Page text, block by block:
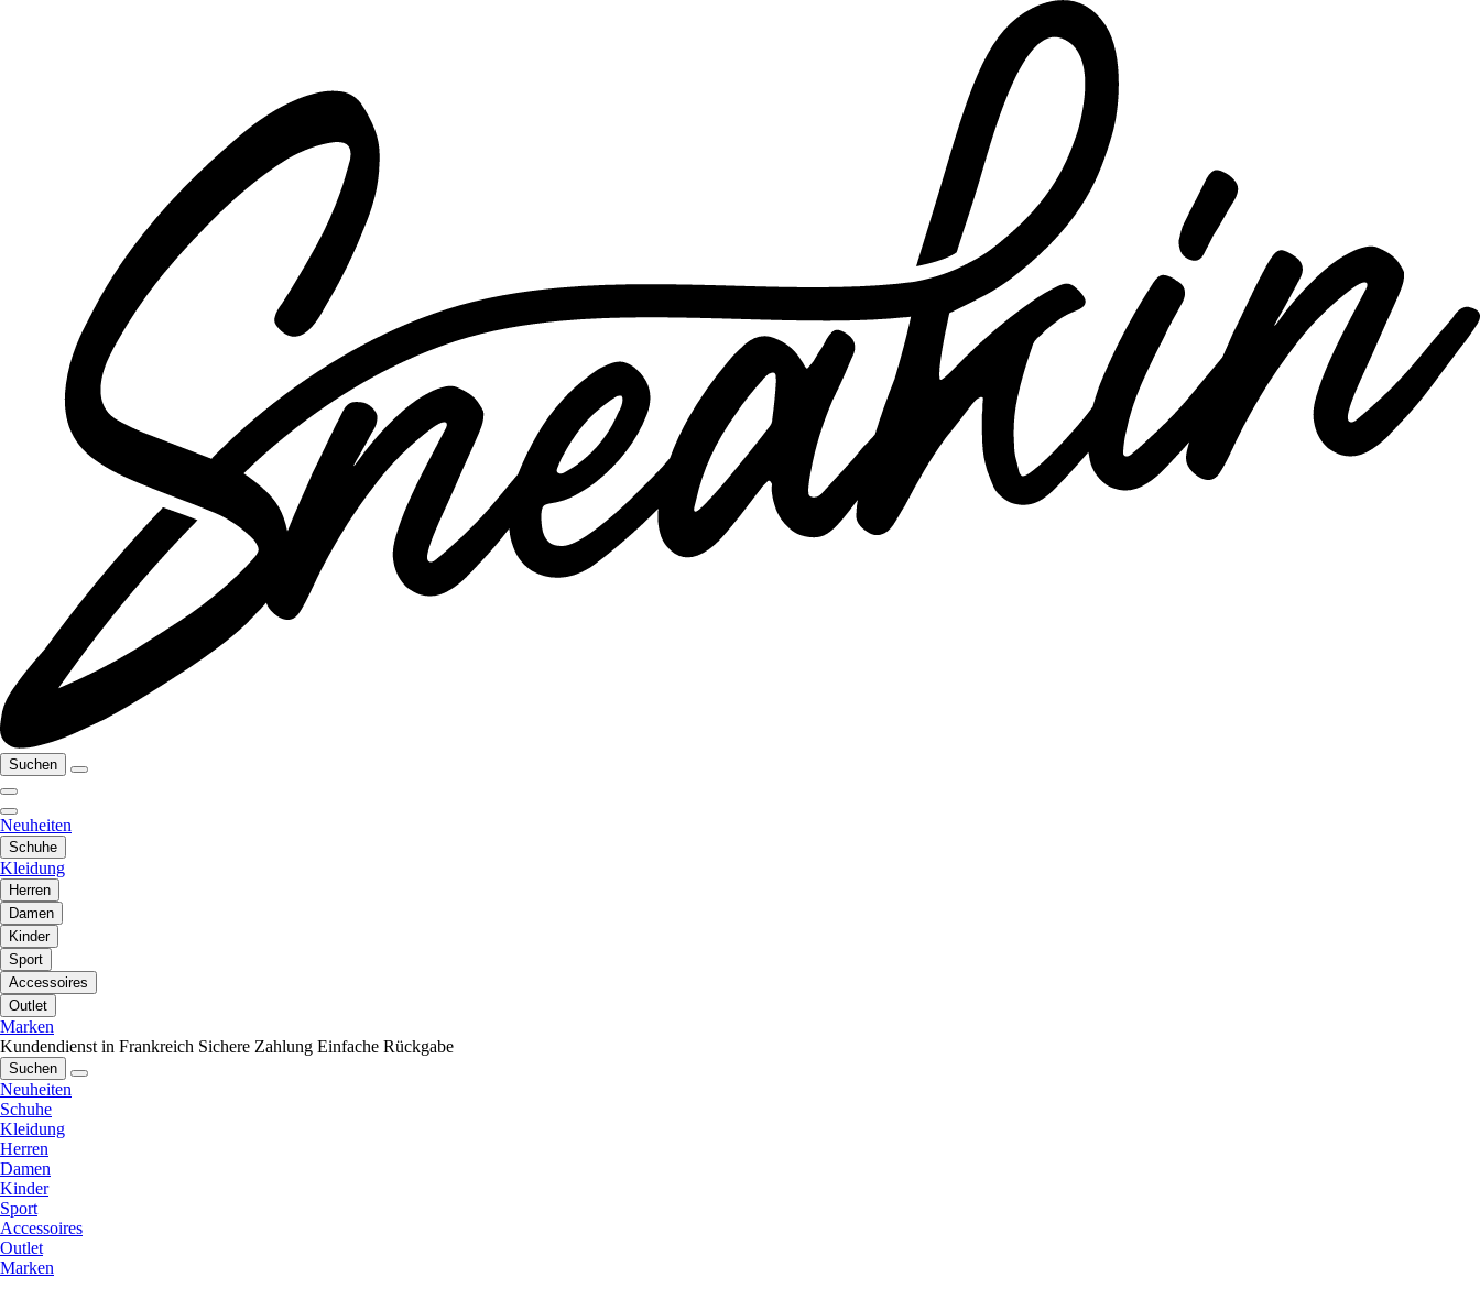
Suchen
Neuheiten
Schuhe
Kleidung
Herren
Damen
Kinder
Sport
Accessoires
Outlet
Marken
Kundendienst in Frankreich Sichere Zahlung Einfache Rückgabe
Suchen
Neuheiten
Schuhe
Kleidung
Herren
Damen
Kinder
Sport
Accessoires
Outlet
Marken